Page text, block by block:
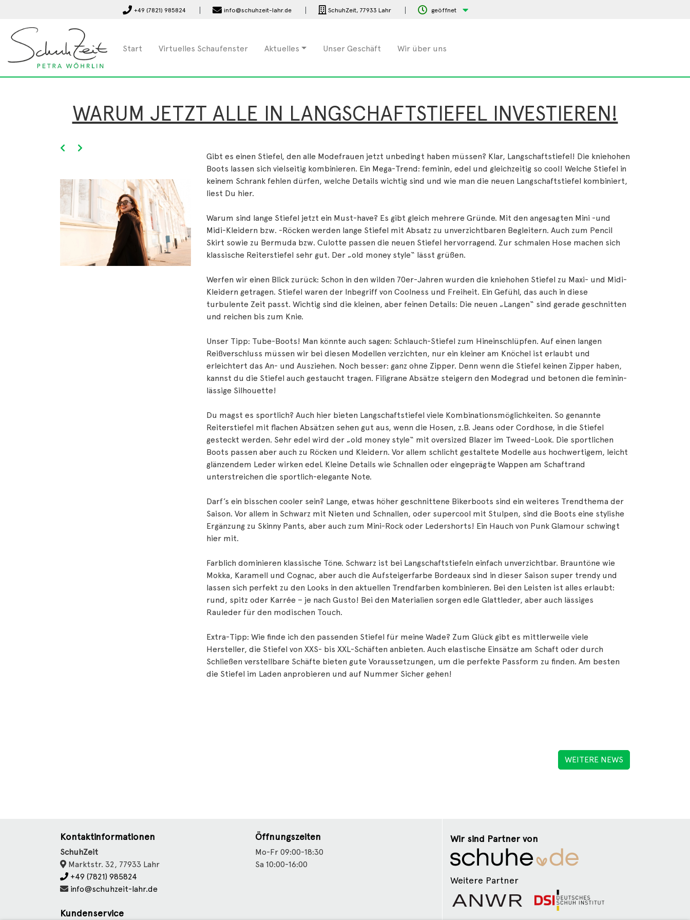
+49 (7821) 985824 info@schuhzeit-lahr.de SchuhZeit, 77933 Lahr geöffnet
Start Virtuelles Schaufenster Aktuelles Unser Geschäft Wir über uns
WARUM JETZT ALLE IN LANGSCHAFTSTIEFEL INVESTIEREN!
Gibt es einen Stiefel, den alle Modefrauen jetzt unbedingt haben müssen? Klar, Langschaftstiefel! Die kniehohen
Boots lassen sich vielseitig kombinieren. Ein Mega-Trend: feminin, edel und gleichzeitig so cool! Welche Stiefel in
keinem Schrank fehlen dürfen, welche Details wichtig sind und wie man die neuen Langschaftstiefel kombiniert,
liest Du hier.
Warum sind lange Stiefel jetzt ein Must-have? Es gibt gleich mehrere Gründe. Mit den angesagten Mini -und
Midi-Kleidern bzw. -Röcken werden lange Stiefel mit Absatz zu unverzichtbaren Begleitern. Auch zum Pencil
Skirt sowie zu Bermuda bzw. Culotte passen die neuen Stiefel hervorragend. Zur schmalen Hose machen sich
klassische Reiterstiefel sehr gut. Der „old money style“ lässt grüßen.
Werfen wir einen Blick zurück: Schon in den wilden 70er-Jahren wurden die kniehohen Stiefel zu Maxi- und Midi-
Kleidern getragen. Stiefel waren der Inbegriff von Coolness und Freiheit. Ein Gefühl, das auch in diese
turbulente Zeit passt. Wichtig sind die kleinen, aber feinen Details: Die neuen „Langen“ sind gerade geschnitten
und reichen bis zum Knie.
Unser Tipp: Tube-Boots! Man könnte auch sagen: Schlauch-Stiefel zum Hineinschlüpfen. Auf einen langen
Reißverschluss müssen wir bei diesen Modellen verzichten, nur ein kleiner am Knöchel ist erlaubt und
erleichtert das An- und Ausziehen. Noch besser: ganz ohne Zipper. Denn wenn die Stiefel keinen Zipper haben,
kannst du die Stiefel auch gestaucht tragen. Filigrane Absätze steigern den Modegrad und betonen die feminin-
lässige Silhouette!
Du magst es sportlich? Auch hier bieten Langschaftstiefel viele Kombinationsmöglichkeiten. So genannte
Reiterstiefel mit flachen Absätzen sehen gut aus, wenn die Hosen, z.B. Jeans oder Cordhose, in die Stiefel
gesteckt werden. Sehr edel wird der „old money style“ mit oversized Blazer im Tweed-Look. Die sportlichen
Boots passen aber auch zu Röcken und Kleidern. Vor allem schlicht gestaltete Modelle aus hochwertigem, leicht
glänzendem Leder wirken edel. Kleine Details wie Schnallen oder eingeprägte Wappen am Schaftrand
unterstreichen die sportlich-elegante Note.
Darf’s ein bisschen cooler sein? Lange, etwas höher geschnittene Bikerboots sind ein weiteres Trendthema der
Saison. Vor allem in Schwarz mit Nieten und Schnallen, oder supercool mit Stulpen, sind die Boots eine stylishe
Ergänzung zu Skinny Pants, aber auch zum Mini-Rock oder Ledershorts! Ein Hauch von Punk Glamour schwingt
hier mit.
Farblich dominieren klassische Töne. Schwarz ist bei Langschaftstiefeln einfach unverzichtbar. Brauntöne wie
Mokka, Karamell und Cognac, aber auch die Aufsteigerfarbe Bordeaux sind in dieser Saison super trendy und
lassen sich perfekt zu den Looks in den aktuellen Trendfarben kombinieren. Bei den Leisten ist alles erlaubt:
rund, spitz oder Karrée – je nach Gusto! Bei den Materialien sorgen edle Glattleder, aber auch lässiges
Rauleder für den modischen Touch.
Extra-Tipp: Wie finde ich den passenden Stiefel für meine Wade? Zum Glück gibt es mittlerweile viele
Hersteller, die Stiefel von XXS- bis XXL-Schäften anbieten. Auch elastische Einsätze am Schaft oder durch
Schließen verstellbare Schäfte bieten gute Voraussetzungen, um die perfekte Passform zu finden. Am besten
die Stiefel im Laden anprobieren und auf Nummer Sicher gehen!
WEITERE NEWS
Kontaktinformationen
SchuhZeit
Marktstr. 32, 77933 Lahr
+49 (7821) 985824
info@schuhzeit-lahr.de
Kundenservice
Öffnungszeiten
Mo-Fr 09:00-18:30
Sa 10:00-16:00
Wir sind Partner von
Weitere Partner